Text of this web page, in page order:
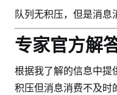
队列无积压，但是消息
专家官方解答
根据我了解的信息中提
积压但消息消费不及时